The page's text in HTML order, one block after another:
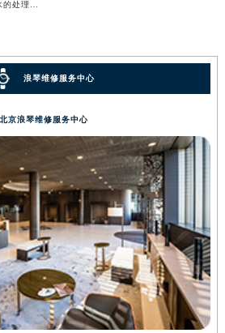
浪琴维修服务中心
北京浪琴维修服务中心